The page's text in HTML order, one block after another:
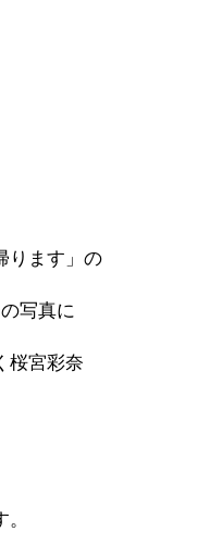
ります」の
写真に
桜宮彩奈